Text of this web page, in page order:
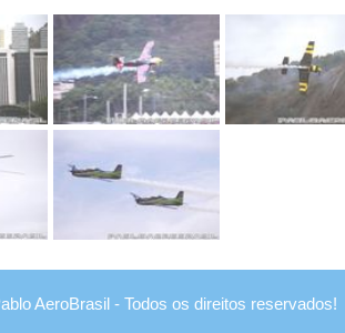
AeroBrasil - Todos os direitos reservados!